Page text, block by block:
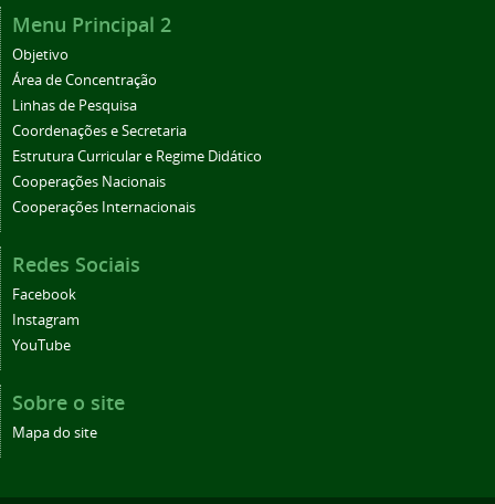
Menu Principal 2
Objetivo
Área de Concentração
Linhas de Pesquisa
Coordenações e Secretaria
Estrutura Curricular e Regime Didático
Cooperações Nacionais
Cooperações Internacionais
Redes Sociais
Facebook
Instagram
YouTube
Sobre o site
Mapa do site